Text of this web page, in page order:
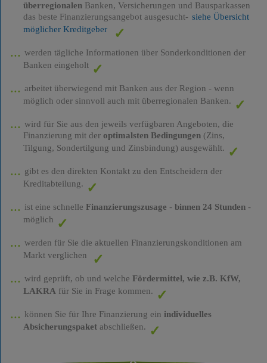
überregionalenBanken, Versicherungen und Bausparkassen
das beste Finanzierungsangebot ausgesucht- siehe Übersicht
möglicher Kreditgeber
werden tägliche Informationen über Sonderkonditionen der
Banken eingeholt
arbeitet überwiegend mit Banken aus der Region - wenn
möglich oder sinnvoll auch mit überregionalen Banken.
wird für Sie aus den jeweils verfügbaren Angeboten, die
Finanzierung mit der optimalsten Bedingungen(Zins,
Tilgung, Sondertilgung und Zinsbindung) ausgewählt.
gibt es den direkten Kontakt zu den Entscheidern der
Kreditabteilung.
ist eine schnelle Finanzierungszusage - binnen 24 Stunden-
möglich
werden für Sie die aktuellen Finanzierungskonditionen am
Markt verglichen
wird geprüft, ob und welche Fördermittel, wie z.B. KfW,
LAKRA für Sie in Frage kommen.
können Sie für Ihre Finanzierung ein individuelles
Absicherungspaketabschließen.